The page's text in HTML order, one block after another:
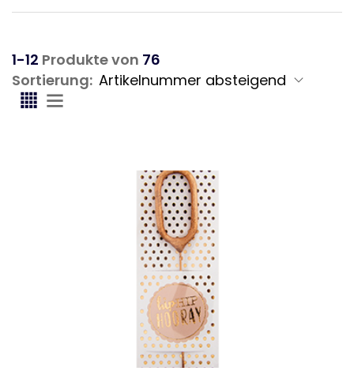
1-12 Produkte von 76
Sortierung: